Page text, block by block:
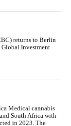
returns to Berlin
Investment
Medical cannabis
South Africa with
in 2023. The